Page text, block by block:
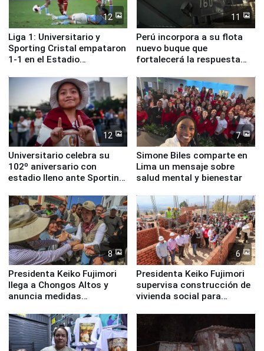
12
Liga 1: Universitario y
Sporting Cristal empataron
1-1 en el Estadio
11
Perú incorpora a su flota
nuevo buque que
fortalecerá la respuesta
12
Universitario celebra su
102º aniversario con
estadio lleno ante Sporting
7
Simone Biles comparte en
Lima un mensaje sobre
salud mental y bienestar
8
Presidenta Keiko Fujimori
llega a Chongos Altos y
anuncia medidas
educación, salud y empleo
6
Presidenta Keiko Fujimori
supervisa construcción de
vivienda social para